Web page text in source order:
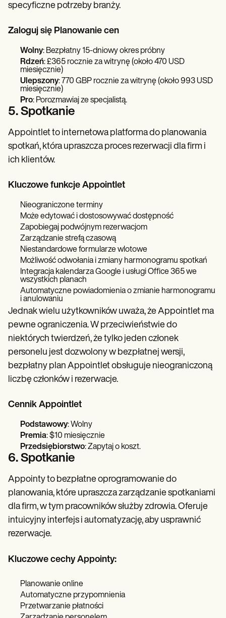
specyficzne potrzeby branży.
Zaloguj się Planowanie cen
Wolny: Bezpłatny 15-dniowy okres próbny
Rdzeń: £365 rocznie za witrynę (około 470 USD
miesięcznie)
Ulepszony: 770 GBP rocznie za witrynę (około 993 USD
miesięcznie)
Pro: Porozmawiaj ze specjalistą.
5. Spotkanie
Appointlet to internetowa platforma do planowania
spotkań, która upraszcza proces rezerwacji dla firm i
ich klientów.
Kluczowe funkcje Appointlet
Nieograniczone terminy
Może edytować i dostosowywać dostępność
Zapobiegaj podwójnym rezerwacjom
Zarządzanie strefą czasową
Niestandardowe formularze wlotowe
Możliwość odwołania i zmiany harmonogramu spotkań
Integracja kalendarza Google i usługi Office 365 we
wszystkich planach
Automatyczne powiadomienia o zmianie harmonogramu
i anulowaniu
Jednak wielu użytkowników uważa, że Appointlet ma
pewne ograniczenia. W przeciwieństwie do
niektórych twierdzeń, że tylko jeden członek
personelu jest dozwolony w bezpłatnej wersji,
bezpłatny plan Appointlet obsługuje nieograniczoną
liczbę członków i rezerwacje.
Cennik Appointlet
Podstawowy: Wolny
Premia: $10 miesięcznie
Przedsiębiorstwo: Zapytaj o koszt.
6. Spotkanie
Appointy to bezpłatne oprogramowanie do
planowania, które upraszcza zarządzanie spotkaniami
dla firm, w tym pracowników służby zdrowia. Oferuje
intuicyjny interfejs i automatyzację, aby usprawnić
rezerwacje.
Kluczowe cechy Appointy:
Planowanie online
Automatyczne przypomnienia
Przetwarzanie płatności